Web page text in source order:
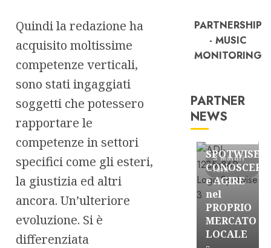
Quindi la redazione ha
acquisito moltissime
competenze verticali,
sono stati ingaggiati
soggetti che potessero
rapportare le
competenze in settori
specifici come gli esteri,
la giustizia ed altri
ancora. Un’ulteriore
evoluzione. Si è
differenziata
PARTNERSHIP
- MUSIC
MONITORING
PARTNER
NEWS
3 minuti
letti
FREE
SPOTWISE:
CONOSCERE
e AGIRE
nel
PROPRIO
MERCATO
LOCALE
FREE